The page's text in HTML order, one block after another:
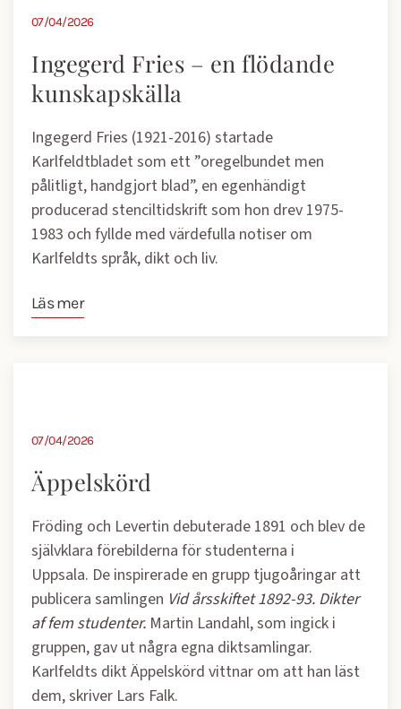
07/04/2026
Ingegerd Fries – en flödande
kunskapskälla
Ingegerd Fries (1921-2016) startade
Karlfeldtbladet som ett ”oregelbundet men
pålitligt, handgjort blad”, en egenhändigt
producerad stenciltidskrift som hon drev 1975-
1983 och fyllde med värdefulla notiser om
Karlfeldts språk, dikt och liv.
Läs mer
07/04/2026
Äppelskörd
Fröding och Levertin debuterade 1891 och blev de
självklara förebilderna för studenterna i
Uppsala. De inspirerade en grupp tjugoåringar att
publicera samlingen Vid årsskiftet 1892-93. Dikter
af fem studenter. Martin Landahl, som ingick i
gruppen, gav ut några egna diktsamlingar.
Karlfeldts dikt Äppelskörd vittnar om att han läst
dem, skriver Lars Falk.